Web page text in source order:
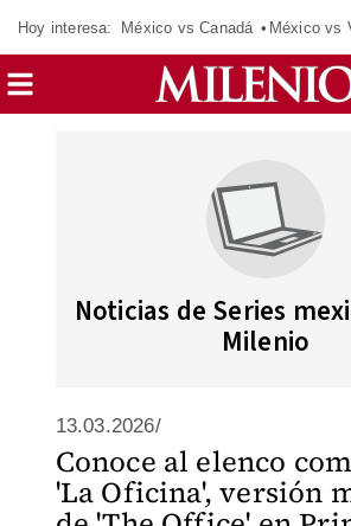
Hoy interesa: México vs Canadá México vs
Noticias de Series
Milenio
13.03.2026/
Conoce al elenco
'La Oficina', versión